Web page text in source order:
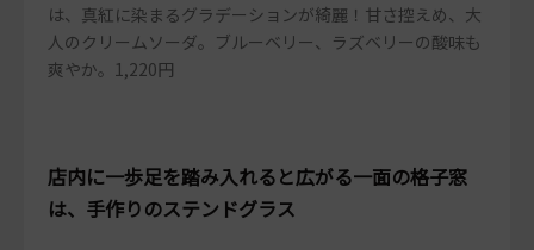
は、真紅に染まるグラデーションが綺麗！甘さ控えめ、大
人のクリームソーダ。ブルーベリー、ラズベリーの酸味も
爽やか。1,220円
店内に一歩足を踏み入れると広がる一面の格子窓
は、手作りのステンドグラス